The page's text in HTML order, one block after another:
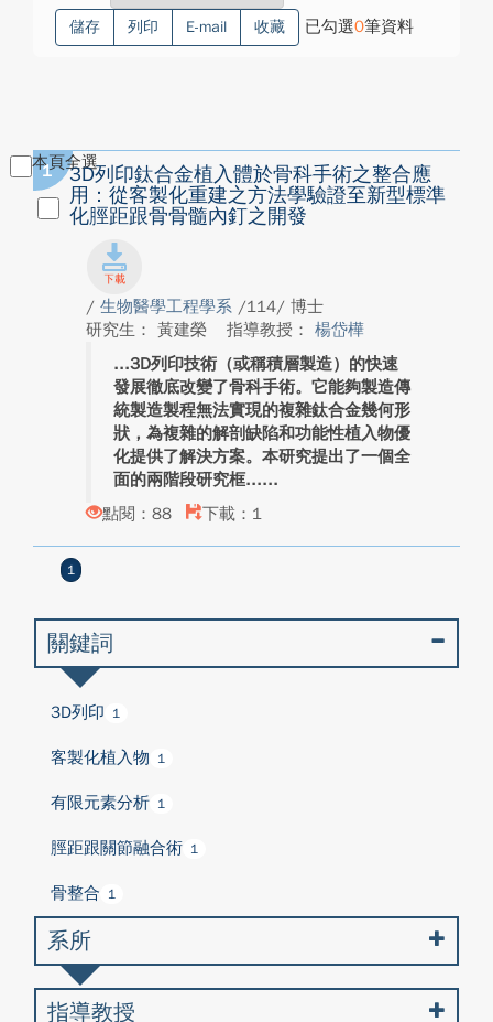
儲存 列印 E-mail 收藏 已勾選0筆資料
本頁全選
1
3D列印鈦合金植入體於骨科手術之整合應
用：從客製化重建之方法學驗證至新型標準
化脛距跟骨骨髓內釘之開發
/ 生物醫學工程學系 /114/ 博士
研究生： 黃建榮
指導教授： 楊岱樺
3D列印技術（或稱積層製造）的快速
發展徹底改變了骨科手術。它能夠製造傳
統製造製程無法實現的複雜鈦合金幾何形
狀，為複雜的解剖缺陷和功能性植入物優
化提供了解決方案。本研究提出了一個全
面的兩階段研究框...
點閱：88
下載：1
1
關鍵詞
3D列印 1
客製化植入物 1
有限元素分析 1
脛距跟關節融合術 1
骨整合 1
系所
指導教授